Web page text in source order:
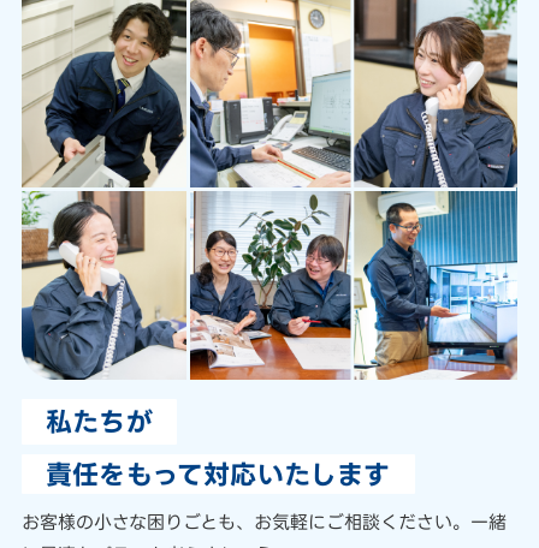
私たちが
責任をもって対応いたします
お客様の小さな困りごとも、 お気軽にご相談ください。 一緒